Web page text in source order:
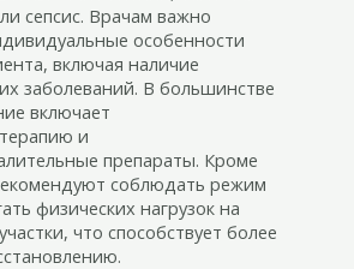
сепсис. Врачам важно
особенности
включая наличие
заболеваний. В большинстве
включает
и
препараты. Кроме
соблюдать режим
физических нагрузок на
что способствует более